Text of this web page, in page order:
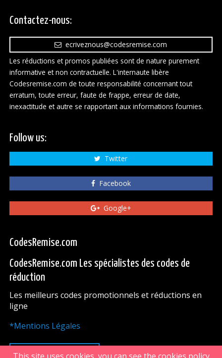
Contactez-nous:
ecriveznous@codesremise.com
Les réductions et promos publiées sont de nature purement
informative et non contractuelle. L'internaute libère
Codesremise.com de toute responsabilité concernant tout
erratum, toute erreur, faute de frappe, erreur de date,
inexactitude et autre se rapportant aux informations fournies.
Follow us:
Twitter
Facebook
Google+
CodesRemise.com
CodesRemise.com Les spécialistes des codes de
réduction
Les meilleurs codes promotionnels et réductions en
ligne
*Mentions Légales
HAUT DE PAGE